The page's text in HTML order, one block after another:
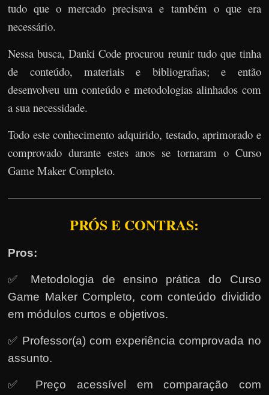
tudo que o mercado precisava e também o que era
necessário.
Nessa busca, Danki Code procurou reunir tudo que tinha
de conteúdo, materiais e bibliografias; e então
desenvolveu um conteúdo e metodologias alinhados com
a sua necessidade.
Todo este conhecimento adquirido, testado, aprimorado e
comprovado durante estes anos se tornaram o Curso
Game Maker Completo.
PRÓS E CONTRAS:
Pros:
✅ Metodologia de ensino prática do Curso
Game Maker Completo, com conteúdo dividido
em módulos curtos e objetivos.
✅ Professor(a) com experiência comprovada no
assunto.
✅ Preço acessível em comparação com